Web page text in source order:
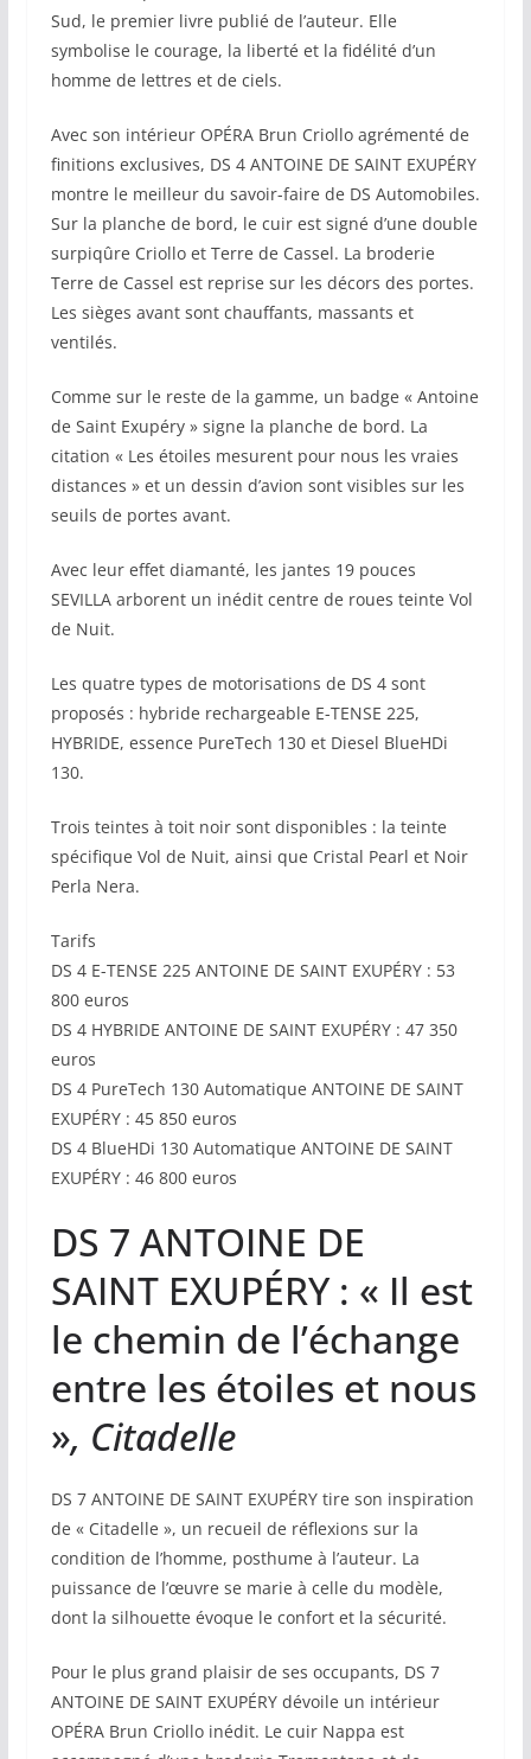
Sud, le premier livre publié de l’auteur. Elle
symbolise le courage, la liberté et la fidélité d’un
homme de lettres et de ciels.
Avec son intérieur OPÉRA Brun Criollo agrémenté de
finitions exclusives, DS 4 ANTOINE DE SAINT EXUPÉRY
montre le meilleur du savoir-faire de DS Automobiles.
Sur la planche de bord, le cuir est signé d’une double
surpiqûre Criollo et Terre de Cassel. La broderie
Terre de Cassel est reprise sur les décors des portes.
Les sièges avant sont chauffants, massants et
ventilés.
Comme sur le reste de la gamme, un badge « Antoine
de Saint Exupéry » signe la planche de bord. La
citation « Les étoiles mesurent pour nous les vraies
distances » et un dessin d’avion sont visibles sur les
seuils de portes avant.
Avec leur effet diamanté, les jantes 19 pouces
SEVILLA arborent un inédit centre de roues teinte Vol
de Nuit.
Les quatre types de motorisations de DS 4 sont
proposés : hybride rechargeable E-TENSE 225,
HYBRIDE, essence PureTech 130 et Diesel BlueHDi
130.
Trois teintes à toit noir sont disponibles : la teinte
spécifique Vol de Nuit, ainsi que Cristal Pearl et Noir
Perla Nera.
Tarifs
DS 4 E-TENSE 225 ANTOINE DE SAINT EXUPÉRY : 53
800 euros
DS 4 HYBRIDE ANTOINE DE SAINT EXUPÉRY : 47 350
euros
DS 4 PureTech 130 Automatique ANTOINE DE SAINT
EXUPÉRY : 45 850 euros
DS 4 BlueHDi 130 Automatique ANTOINE DE SAINT
EXUPÉRY : 46 800 euros
DS 7 ANTOINE DE
SAINT EXUPÉRY : « Il est
le chemin de l’échange
entre les étoiles et nous
», Citadelle
DS 7 ANTOINE DE SAINT EXUPÉRY tire son inspiration
de « Citadelle », un recueil de réflexions sur la
condition de l’homme, posthume à l’auteur. La
puissance de l’œuvre se marie à celle du modèle,
dont la silhouette évoque le confort et la sécurité.
Pour le plus grand plaisir de ses occupants, DS 7
ANTOINE DE SAINT EXUPÉRY dévoile un intérieur
OPÉRA Brun Criollo inédit. Le cuir Nappa est